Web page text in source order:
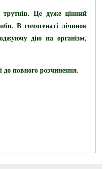
Це дуже цінний
В гомогенаті лічинок
дію на організм,
повного розчинення.